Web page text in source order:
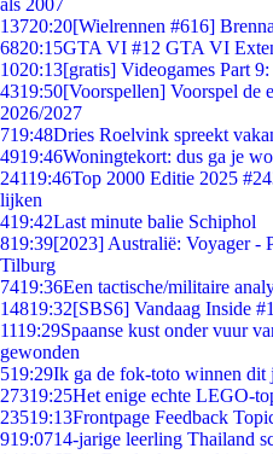
als 2007
13720:20[Wielrennen #616]
6820:15GTA VI #12 GTA VI
1020:13[gratis] Videogames Part
4319:50[Voorspellen] Voorspel de
2026/2027
719:48Dries Roelvink spreekt
4919:46Woningtekort: dus ga je
24119:46Top 2000 Editie 2025
lijken
419:42Last minute balie Schiphol
819:39[2023] Australië: Voyager -
Tilburg
7419:36Een tactische/militaire
14819:32[SBS6] Vandaag Inside
1119:29Spaanse kust onder vuur
gewonden
519:29Ik ga de fok-toto winnen dit
27319:25Het enige echte LEGO-
23519:13Frontpage Feedback
919:0714-jarige leerling Thailand